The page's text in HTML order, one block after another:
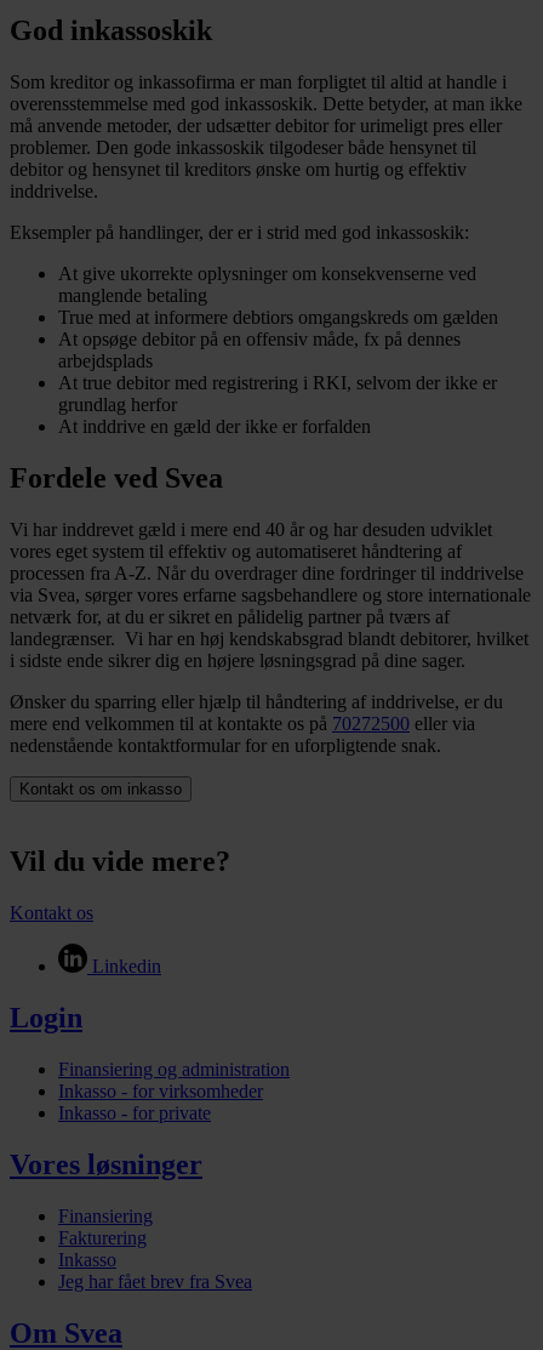
God inkassoskik
Som kreditor og inkassofirma er man forpligtet til altid at handle i
overensstemmelse med god inkassoskik. Dette betyder, at man ikke
må anvende metoder, der udsætter debitor for urimeligt pres eller
problemer. Den gode inkassoskik tilgodeser både hensynet til
debitor og hensynet til kreditors ønske om hurtig og effektiv
inddrivelse.
Eksempler på handlinger, der er i strid med god inkassoskik:
At give ukorrekte oplysninger om konsekvenserne ved
manglende betaling
True med at informere debtiors omgangskreds om gælden
At opsøge debitor på en offensiv måde, fx på dennes
arbejdsplads
At true debitor med registrering i RKI, selvom der ikke er
grundlag herfor
At inddrive en gæld der ikke er forfalden
Fordele ved Svea
Vi har inddrevet gæld i mere end 40 år og har desuden udviklet
vores eget system til effektiv og automatiseret håndtering af
processen fra A-Z. Når du overdrager dine fordringer til inddrivelse
via Svea, sørger vores erfarne sagsbehandlere og store internationale
netværk for, at du er sikret en pålidelig partner på tværs af
landegrænser. Vi har en høj kendskabsgrad blandt debitorer, hvilket
i sidste ende sikrer dig en højere løsningsgrad på dine sager.
Ønsker du sparring eller hjælp til håndtering af inddrivelse, er du
mere end velkommen til at kontakte os på 70272500 eller via
nedenstående kontaktformular for en uforpligtende snak.
Kontakt os om inkasso
Vil du vide mere?
Kontakt os
Linkedin
Login
Finansiering og administration
Inkasso - for virksomheder
Inkasso - for private
Vores løsninger
Finansiering
Fakturering
Inkasso
Jeg har fået brev fra Svea
Om Svea